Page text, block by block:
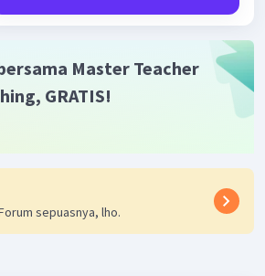
Master Teacher
GRATIS!
sepuasnya, lho.